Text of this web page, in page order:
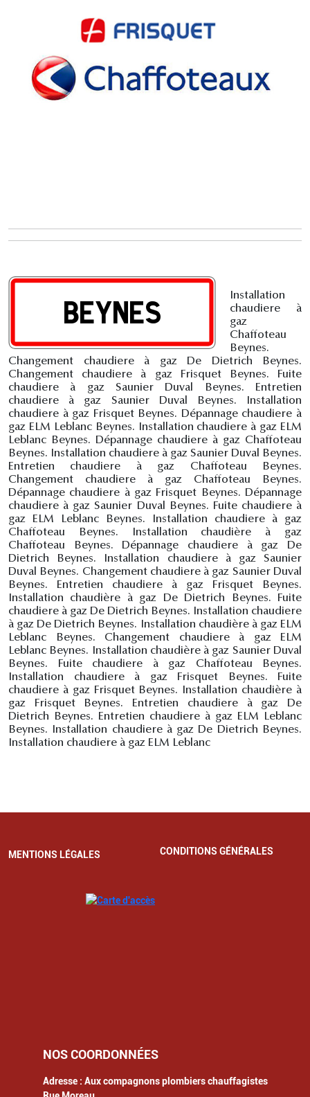
Installation
chaudiere à
gaz
Chaffoteau
Beynes.
Changement chaudiere à gaz De Dietrich Beynes.
Changement chaudiere à gaz Frisquet Beynes. Fuite
chaudiere à gaz Saunier Duval Beynes. Entretien
chaudiere à gaz Saunier Duval Beynes. Installation
chaudiere à gaz Frisquet Beynes. Dépannage chaudiere à
gaz ELM Leblanc Beynes. Installation chaudiere à gaz ELM
Leblanc Beynes. Dépannage chaudiere à gaz Chaffoteau
Beynes. Installation chaudiere à gaz Saunier Duval Beynes.
Entretien chaudiere à gaz Chaffoteau Beynes.
Changement chaudiere à gaz Chaffoteau Beynes.
Dépannage chaudiere à gaz Frisquet Beynes. Dépannage
chaudiere à gaz Saunier Duval Beynes. Fuite chaudiere à
gaz ELM Leblanc Beynes. Installation chaudiere à gaz
Chaffoteau Beynes. Installation chaudière à gaz
Chaffoteau Beynes. Dépannage chaudiere à gaz De
Dietrich Beynes. Installation chaudiere à gaz Saunier
Duval Beynes. Changement chaudiere à gaz Saunier Duval
Beynes. Entretien chaudiere à gaz Frisquet Beynes.
Installation chaudière à gaz De Dietrich Beynes. Fuite
chaudiere à gaz De Dietrich Beynes. Installation chaudiere
à gaz De Dietrich Beynes. Installation chaudière à gaz ELM
Leblanc Beynes. Changement chaudiere à gaz ELM
Leblanc Beynes. Installation chaudière à gaz Saunier Duval
Beynes. Fuite chaudiere à gaz Chaffoteau Beynes.
Installation chaudiere à gaz Frisquet Beynes. Fuite
chaudiere à gaz Frisquet Beynes. Installation chaudière à
gaz Frisquet Beynes. Entretien chaudiere à gaz De
Dietrich Beynes. Entretien chaudiere à gaz ELM Leblanc
Beynes. Installation chaudiere à gaz De Dietrich Beynes.
Installation chaudiere à gaz ELM Leblanc
MENTIONS LÉGALES CONDITIONS GÉNÉRALES
NOS COORDONNÉES
Adresse : Aux compagnons plombiers chauffagistes